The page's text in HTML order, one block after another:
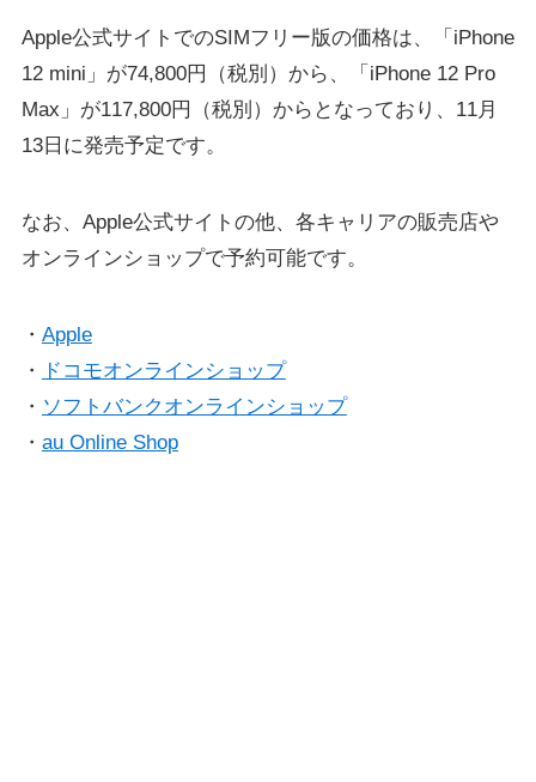
Apple公式サイトでのSIMフリー版の価格は、「iPhone
12 mini」が74,800円（税別）から、「iPhone 12 Pro
Max」が117,800円（税別）からとなっており、11月
13日に発売予定です。
なお、Apple公式サイトの他、各キャリアの販売店や
オンラインショップで予約可能です。
・ Apple
・
ドコモオンラインショップ
・ ソフトバンクオンラインショップ
・ au Online Shop